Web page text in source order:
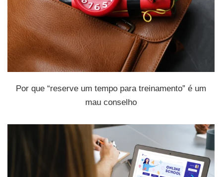
Por que “reserve um tempo para treinamento” é um
mau conselho